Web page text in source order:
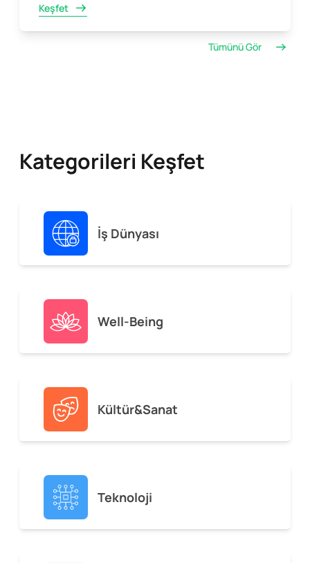
Keşfet
Tümünü Gör
Kategorileri Keşfet
İş Dünyası
Well-Being
Kültür&Sanat
Teknoloji